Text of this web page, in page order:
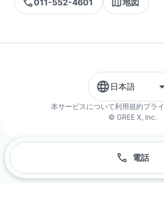
011-552-4601
地図
日本語
本サービスについて利用規約プラ
© GREE X, Inc.
電話